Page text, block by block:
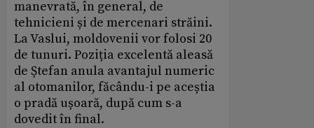
manevrată, în general, de
tehnicieni și de mercenari străini.
La Vaslui, moldovenii vor folosi 20
de tunuri. Poziția excelentă aleasă
de Ștefan anula avantajul numeric
al otomanilor, făcându-i pe aceștia
o pradă ușoară, după cum s-a
dovedit în final.